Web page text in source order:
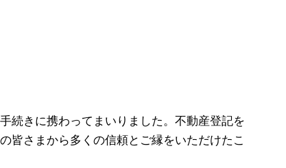
続きに携わってまいりました。不動産登記を
皆さまから多くの信頼とご縁をいただけたこ